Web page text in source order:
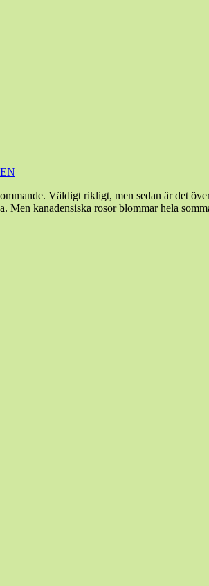
Väldigt rikligt, men sedan är det
kanadensiska rosor blommar hela